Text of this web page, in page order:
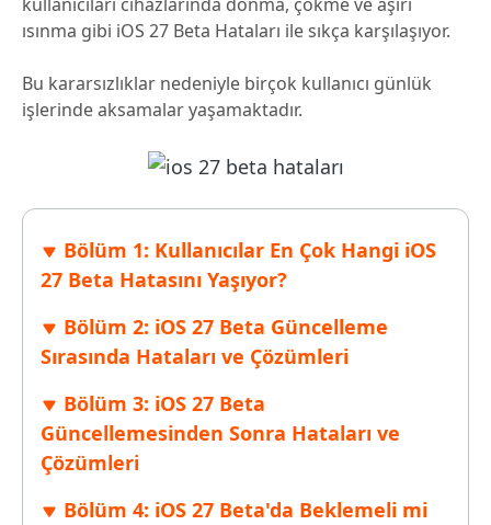
ısınma gibi iOS 27 Beta Hataları ile sıkça karşılaşıyor.
Bu kararsızlıklar nedeniyle birçok kullanıcı günlük
işlerinde aksamalar yaşamaktadır.
Bölüm 1: Kullanıcılar En Çok Hangi iOS
27 Beta Hatasını Yaşıyor?
Bölüm 2: iOS 27 Beta Güncelleme
Sırasında Hataları ve Çözümleri
Bölüm 3: iOS 27 Beta
Güncellemesinden Sonra Hataları ve
Çözümleri
Bölüm 4: iOS 27 Beta'da Beklemeli mi